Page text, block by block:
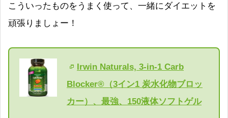
こういったものをうまく使って、一緒にダイエットを
頑張りましょー！
Irwin Naturals, 3-in-1 Carb
Blocker®（3イン1 炭水化物ブロッ
カー）、最強、150液体ソフトゲル